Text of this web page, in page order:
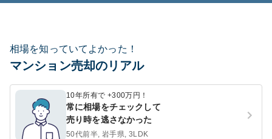
相場を知っていてよかった！
マンション売却のリアル
10年所有で +300万円！
常に相場をチェックして
売り時を逃さなかった
50代前半, 岩手県, 3LDK